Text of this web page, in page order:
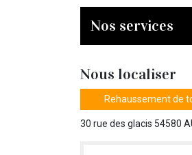
Nos services
Nous localiser
Rehaussement de
30 rue des glacis 54580